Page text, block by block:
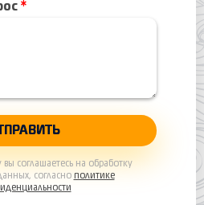
*
соглашаетесь на обработку
согласно политике